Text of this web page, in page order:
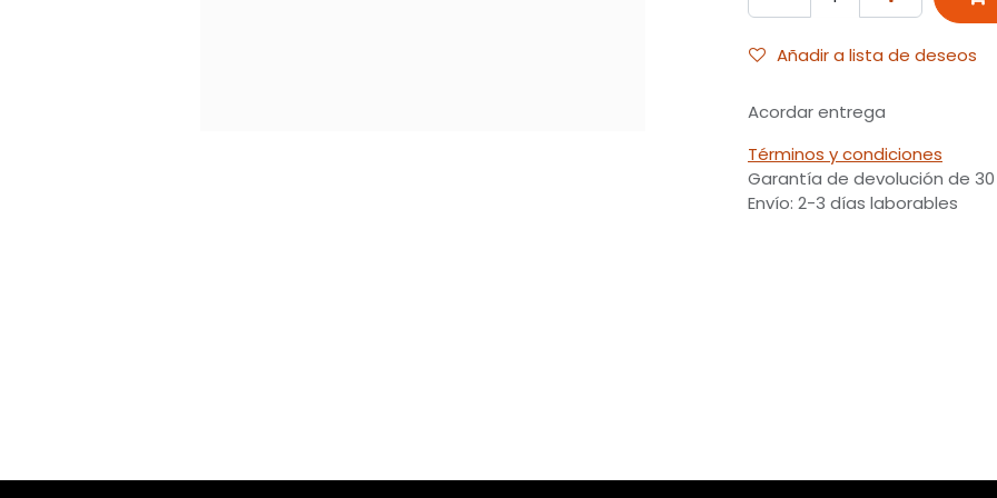
Añadir a lista de deseos
Acordar entrega
Términos y condiciones
Garantía de devolución de
Envío: 2-3 días laborables